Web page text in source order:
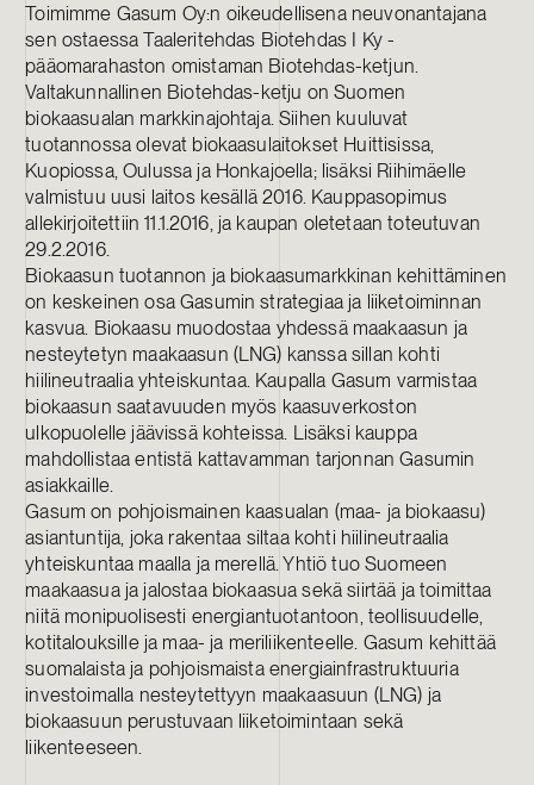
Toimimme Gasum Oy:n oikeudellisena neuvonantajana
sen ostaessa Taaleritehdas Biotehdas I Ky -
pääomarahaston omistaman Biotehdas-ketjun.
Valtakunnallinen Biotehdas-ketju on Suomen
biokaasualan markkinajohtaja. Siihen kuuluvat
tuotannossa olevat biokaasulaitokset Huittisissa,
Kuopiossa, Oulussa ja Honkajoella; lisäksi Riihimäelle
valmistuu uusi laitos kesällä 2016. Kauppasopimus
allekirjoitettiin 11.1.2016, ja kaupan oletetaan toteutuvan
29.2.2016.
Biokaasun tuotannon ja biokaasumarkkinan kehittäminen
on keskeinen osa Gasumin strategiaa ja liiketoiminnan
kasvua. Biokaasu muodostaa yhdessä maakaasun ja
nesteytetyn maakaasun (LNG) kanssa sillan kohti
hiilineutraalia yhteiskuntaa. Kaupalla Gasum varmistaa
biokaasun saatavuuden myös kaasuverkoston
ulkopuolelle jäävissä kohteissa. Lisäksi kauppa
mahdollistaa entistä kattavamman tarjonnan Gasumin
asiakkaille.
Gasum on pohjoismainen kaasualan (maa- ja biokaasu)
asiantuntija, joka rakentaa siltaa kohti hiilineutraalia
yhteiskuntaa maalla ja merellä. Yhtiö tuo Suomeen
maakaasua ja jalostaa biokaasua sekä siirtää ja toimittaa
niitä monipuolisesti energiantuotantoon, teollisuudelle,
kotitalouksille ja maa- ja meriliikenteelle. Gasum kehittää
suomalaista ja pohjoismaista energiainfrastruktuuria
investoimalla nesteytettyyn maakaasuun (LNG) ja
biokaasuun perustuvaan liiketoimintaan sekä
liikenteeseen.